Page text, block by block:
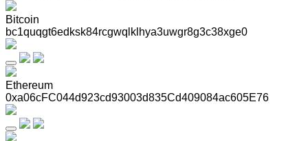
Bitcoin
bc1quqgt6edksk84rcgwqlklhya3uwgr8g3c38xge0
Ethereum
0xa06cFC044d923cd93003d835Cd409084ac605E76